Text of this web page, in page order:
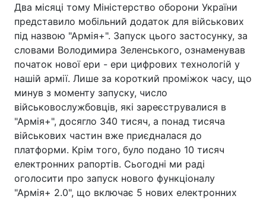
Два місяці тому Міністерство оборони України
представило мобільний додаток для військових
під назвою "Армія+". Запуск цього застосунку, за
словами Володимира Зеленського, ознаменував
початок нової ери - ери цифрових технологій у
нашій армії. Лише за короткий проміжок часу, що
минув з моменту запуску, число
військовослужбовців, які зареєструвалися в
"Армія+", досягло 340 тисяч, а понад тисяча
військових частин вже приєдналася до
платформи. Крім того, було подано 10 тисяч
електронних рапортів. Сьогодні ми раді
оголосити про запуск нового функціоналу
"Армія+ 2.0", що включає 5 нових електронних